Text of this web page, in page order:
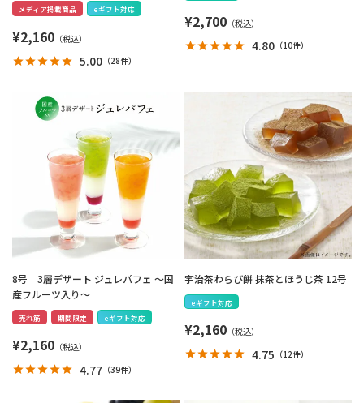
メディア掲載商品 eギフト対応
¥2,160
5.00 （28件）
¥2,700
4.80 （10件）
8号 3層デザート ジュレパフェ ～国
産フルーツ入り～
売れ筋 期間限定 eギフト対応
¥2,160
4.77 （39件）
宇治茶わらび餅 抹茶とほうじ茶 12号
eギフト対応
¥2,160
4.75 （12件）